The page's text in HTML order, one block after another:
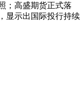
； 高盛期货正式落
显示出国际投行持续